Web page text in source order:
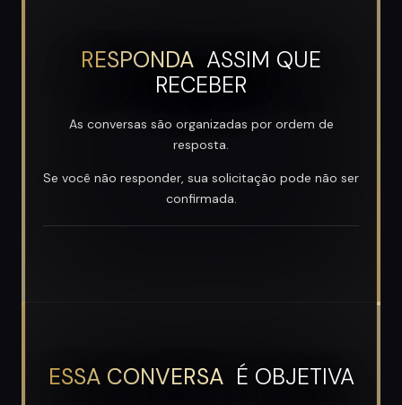
RESPONDA ASSIM QUE
RECEBER
As conversas são organizadas por ordem de
resposta.
Se você não responder, sua solicitação pode não ser
confirmada.
ESSA CONVERSA É OBJETIVA